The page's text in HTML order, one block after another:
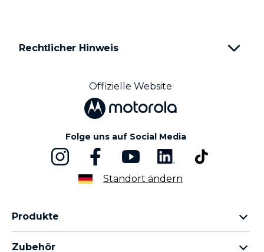
Rechtlicher Hinweis
Offizielle Website
Folge uns auf Social Media
Standort ändern
Produkte
Zubehör